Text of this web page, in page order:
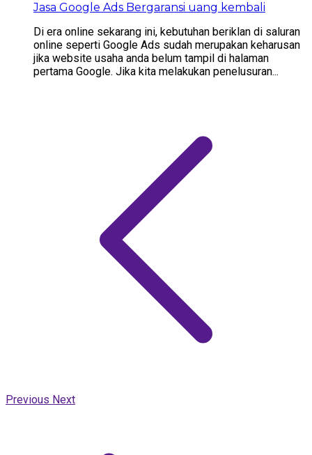
Jasa Google Ads Bergaransi uang kembali
Di era online sekarang ini, kebutuhan beriklan di saluran
online seperti Google Ads sudah merupakan keharusan
jika website usaha anda belum tampil di halaman
pertama Google. Jika kita melakukan penelusuran...
Previous Next